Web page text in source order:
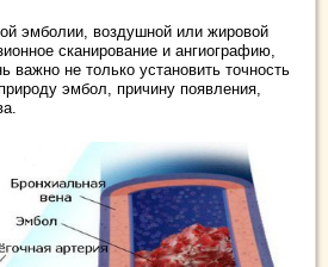
эмболии, воздушной или жировой
сканирование и ангиографию,
важно не только установить точность
эмбол, причину появления,